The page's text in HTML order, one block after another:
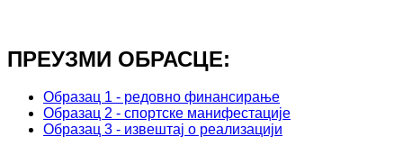
ПРЕУЗМИ ОБРАСЦЕ:
Образац 1 - редовно финансирање
Образац 2 - спортске манифестације
Образац 3 - извештај о реализацији